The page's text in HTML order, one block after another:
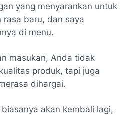
yang menyarankan untuk
rasa baru, dan saya
di menu.
masukan, Anda tidak
produk, tapi juga
dihargai.
akan kembali lagi,